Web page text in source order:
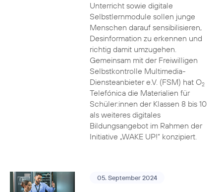
Unterricht sowie digitale
Selbstlernmodule sollen junge
Menschen darauf sensibilisieren,
Desinformation zu erkennen und
richtig damit umzugehen.
Gemeinsam mit der Freiwilligen
Selbstkontrolle Multimedia-
Diensteanbieter e.V. (FSM) hat O2
Telefónica die Materialien für
Schüler:innen der Klassen 8 bis 10
als weiteres digitales
Bildungsangebot im Rahmen der
Initiative „WAKE UP!“ konzipiert.
05. September 2024